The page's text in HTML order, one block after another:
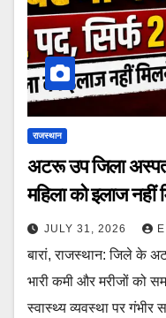
राजस्थान
अटरू उप जिला
महिला को इलाज
JULY 31, 2026
बारां, राजस्थान: जिले के
भारी कमी और मरीजों को
स्वास्थ्य व्यवस्था पर